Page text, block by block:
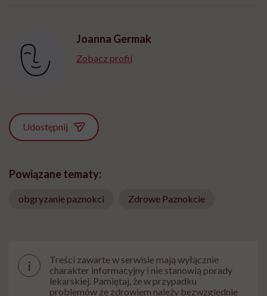
Joanna Germak
Zobacz profil
Udostępnij
Powiązane tematy:
obgryzanie paznokci Zdrowe Paznokcie
i
Treści zawarte w serwisie mają wyłącznie
charakter informacyjny i nie stanowią porady
lekarskiej. Pamiętaj, że w przypadku
problemów ze zdrowiem należy bezwzględnie